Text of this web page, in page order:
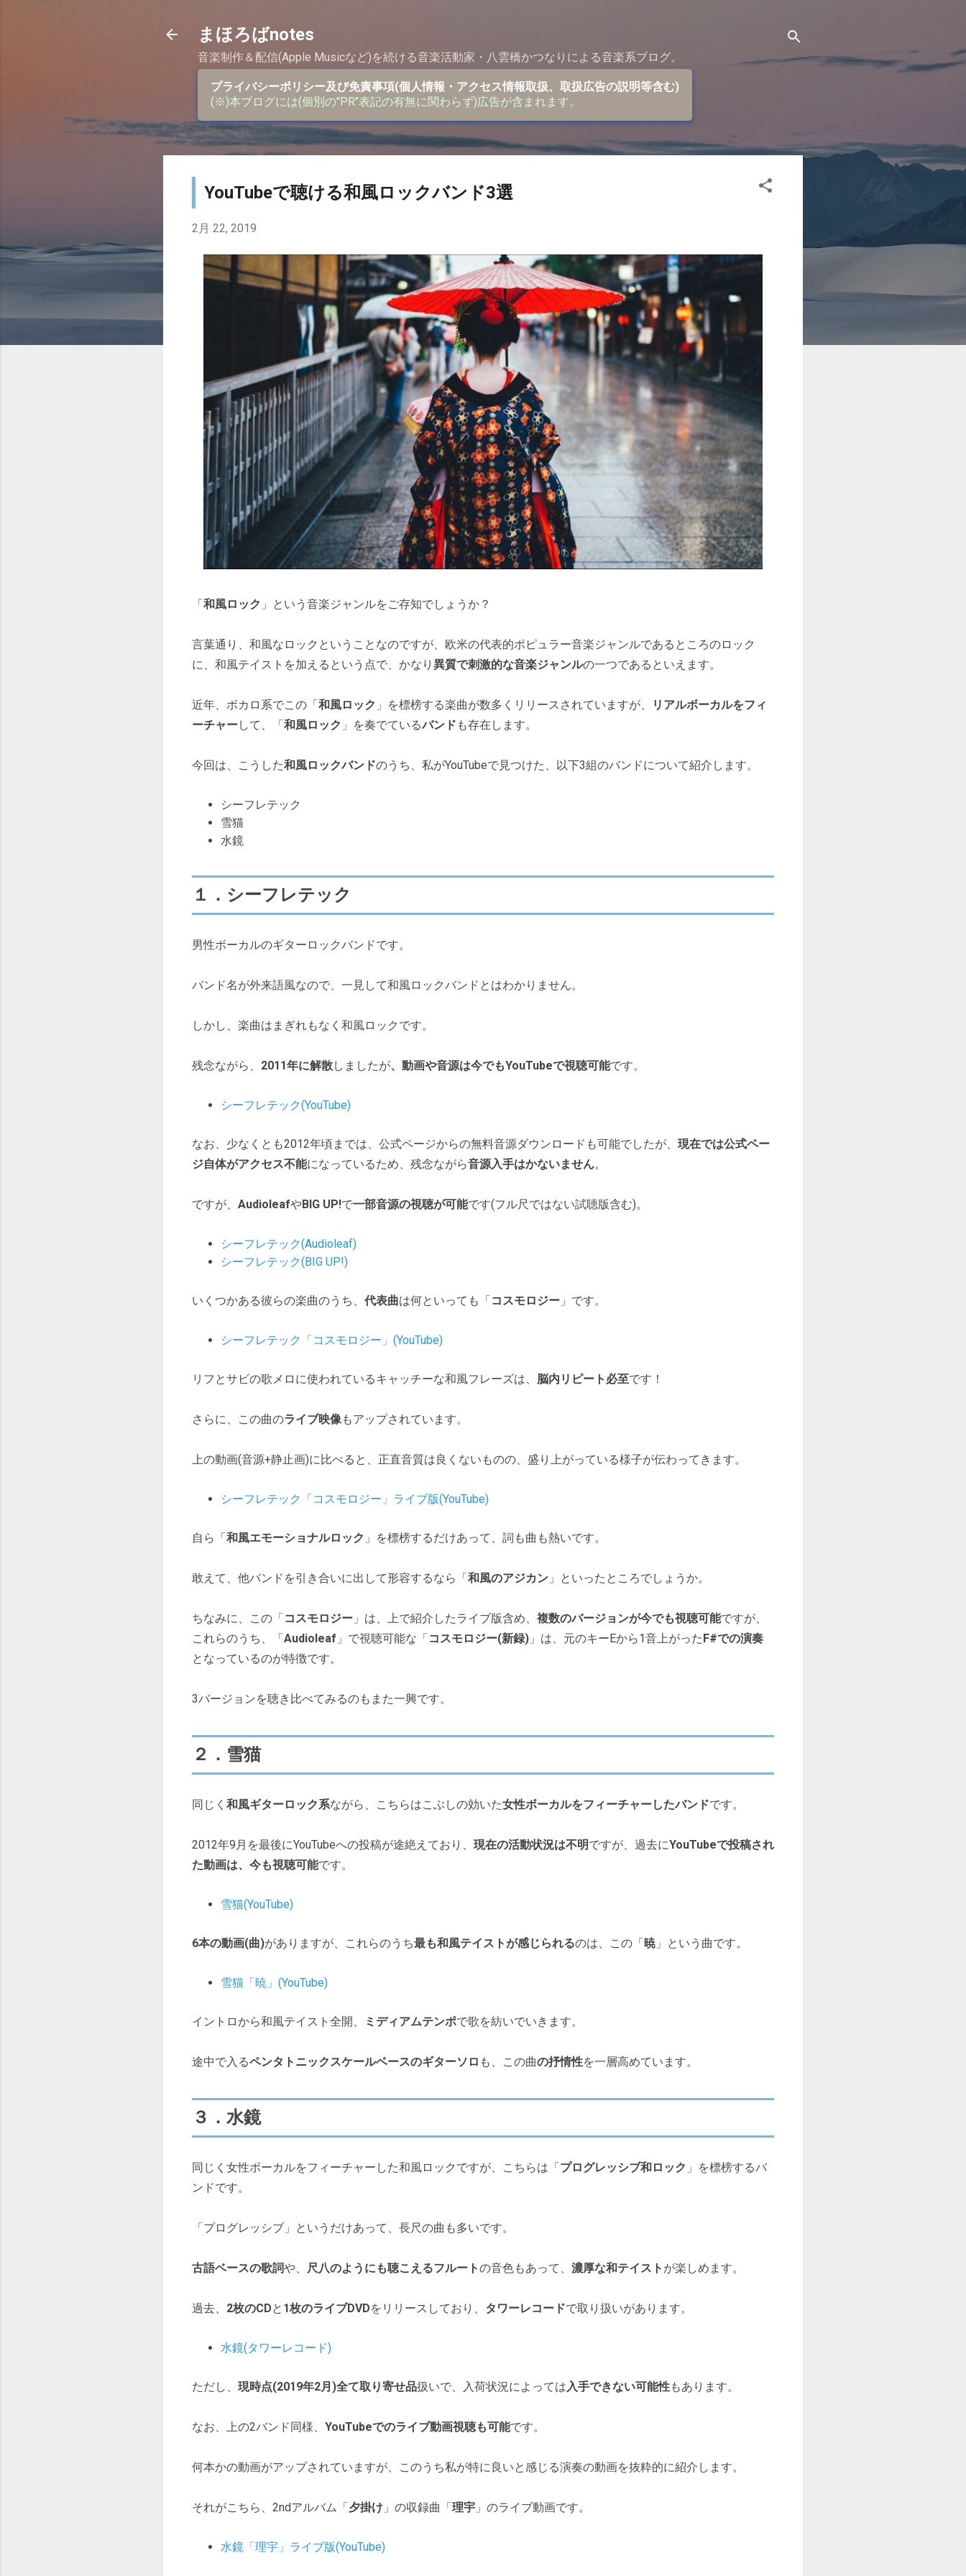
まほろばnotes
音楽制作＆配信(Apple Musicなど)を続ける音楽活動家・八雲橋かつなりによる音楽系ブログ。
プライバシーポリシー及び免責事項(個人情報・アクセス情報取扱、取扱広告の説明等含む)
(※)本ブログには(個別の"PR"表記の有無に関わらず)広告が含まれます。
YouTubeで聴ける和風ロックバンド3選
2月 22, 2019
「和風ロック 」という音楽ジャンルをご存知でしょうか？
言葉通り、和風なロックということなのですが、欧米の代表的ポピュラー音楽ジャンルであるところのロック
に、和風テイストを加えるという点で、かなり 異質で刺激的な音楽ジャンルの一つであるといえます。
近年、ボカロ系でこの「和風ロック 」を標榜する楽曲が数多くリリースされていますが、
リアルボーカルをフィ
ーチャーして、「和風ロック 」を奏でているバンド も存在します。
今回は、こうした和風ロックバンドのうち、私がYouTubeで見つけた、以下3組のバンドについて紹介します。
シーフレテック
雪猫
水鏡
１．シーフレテック
男性ボーカルのギターロックバンドです。
バンド名が外来語風なので、一見して和風ロックバンドとはわかりません。
しかし、楽曲はまぎれもなく和風ロックです。
残念ながら、 2011年に解散しましたが、動画や音源は今でもYouTubeで視聴可能です。
シーフレテック(YouTube)
なお、少なくとも2012年頃までは、公式ページからの無料音源ダウンロードも可能でしたが、 現在では公式ペー
ジ自体がアクセス不能になっているため、残念ながら音源入手はかないません。
ですが、 AudioleafやBIG UP!で一部音源の視聴が可能です(フル尺ではない試聴版含む)。
シーフレテック(Audioleaf)
シーフレテック(BIG UP!)
いくつかある彼らの楽曲のうち、 代表曲は何といっても「コスモロジー 」です。
シーフレテック「コスモロジー」(YouTube)
リフとサビの歌メロに使われているキャッチーな和風フレーズは、 脳内リピート必至です！
さらに、この曲のライブ映像 もアップされています。
上の動画(音源+静止画)に比べると、正直音質は良くないものの、盛り上がっている様子が伝わってきます。
シーフレテック「コスモロジー」ライブ版(YouTube)
自ら「和風エモーショナルロック 」を標榜するだけあって、詞も曲も熱いです。
敢えて、他バンドを引き合いに出して形容するなら「和風のアジカン 」といったところでしょうか。
ちなみに、この「コスモロジー 」は、上で紹介したライブ版含め、 複数のバージョンが今でも視聴可能ですが、
これらのうち、「Audioleaf 」で視聴可能な「コスモロジー(新録) 」は、元のキーEから1音上がったF#での演奏
となっているのが特徴です。
3バージョンを聴き比べてみるのもまた一興です。
２．雪猫
同じく 和風ギターロック系ながら、こちらはこぶしの効いた女性ボーカルをフィーチャーしたバンドです。
2012年9月を最後にYouTubeへの投稿が途絶えており、 現在の活動状況は不明ですが、過去にYouTubeで投稿され
た動画は、今も視聴可能です。
雪猫(YouTube)
6本の動画(曲)がありますが、これらのうち最も和風テイストが感じられるのは、この「暁 」という曲です。
雪猫「暁」(YouTube)
イントロから和風テイスト全開、 ミディアムテンポで歌を紡いでいきます。
途中で入るペンタトニックスケールベースのギターソロ も、この曲の抒情性を一層高めています。
３．水鏡
同じく女性ボーカルをフィーチャーした和風ロックですが、こちらは「プログレッシブ和ロック 」を標榜するバ
ンドです。
「プログレッシブ」というだけあって、長尺の曲も多いです。
古語ベースの歌詞や、 尺八のようにも聴こえるフルートの音色もあって、 濃厚な和テイスト が楽しめます。
過去、 2枚のCDと 1枚のライブDVDをリリースしており、 タワーレコードで取り扱いがあります。
水鏡(タワーレコード)
ただし、 現時点(2019年2月)全て取り寄せ品扱いで、入荷状況によっては 入手できない可能性もあります。
なお、上の2バンド同様、 YouTubeでのライブ動画視聴も可能です。
何本かの動画がアップされていますが、このうち私が特に良いと感じる演奏の動画を抜粋的に紹介します。
それがこちら、2ndアルバム「夕掛け 」の収録曲「理宇 」のライブ動画です。
水鏡「理宇」ライブ版(YouTube)